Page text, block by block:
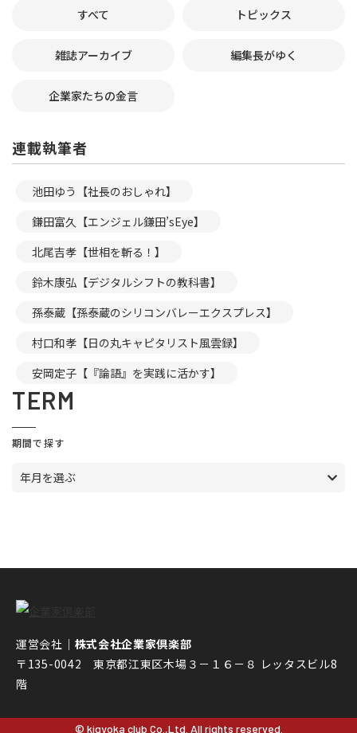
すべて トピックス
雑誌アーカイブ 編集長がゆく
企業家たちの金言
連載執筆者
池田ゆう【社長のおしゃれ】
鎌田富久【エンジェル鎌田’sEye】
北尾吉孝【世相を斬る！】
鈴木康弘【デジタルシフトの教科書】
孫泰蔵【孫泰蔵のシリコンバレーエクスプレス】
村口和孝【日の丸キャピタリスト風雲録】
安岡定子【『論語』を実践に活かす】
TERM
期間で探す
年月を選ぶ
運営会社｜ 株式会社企業家倶楽部
〒135-0042 東京都江東区木場３－１６－８ レッタスビル8
階
© kigyoka club Co.,Ltd. All rights reserved.